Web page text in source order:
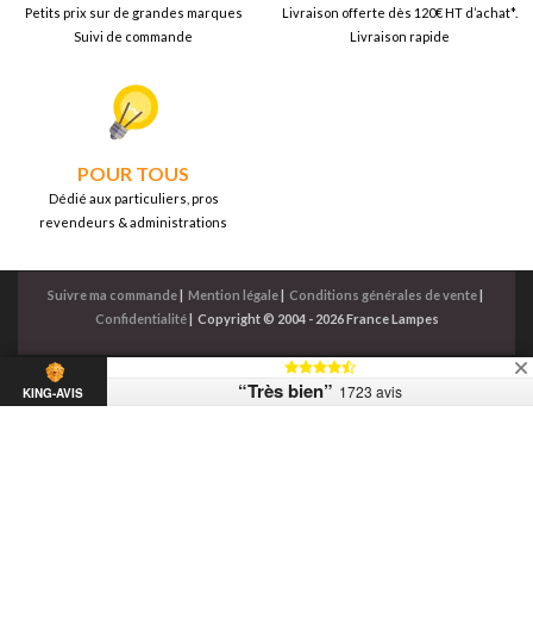
Petits prix sur de grandes marques
Suivi de commande
Livraison offerte dès 120€ HT d’achat*.
Livraison rapide
POUR TOUS
Dédié aux particuliers, pros
revendeurs & administrations
Suivre ma commande| Mention légale| Conditions générales de vente|
Confidentialité| Copyright © 2004 - 2026 France Lampes
KING-AVIS “Très bien” 1723 avis